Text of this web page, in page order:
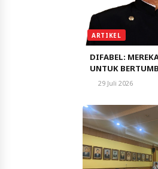
ARTIKEL
DIFABEL:
UNTUK
29 Juli 2026